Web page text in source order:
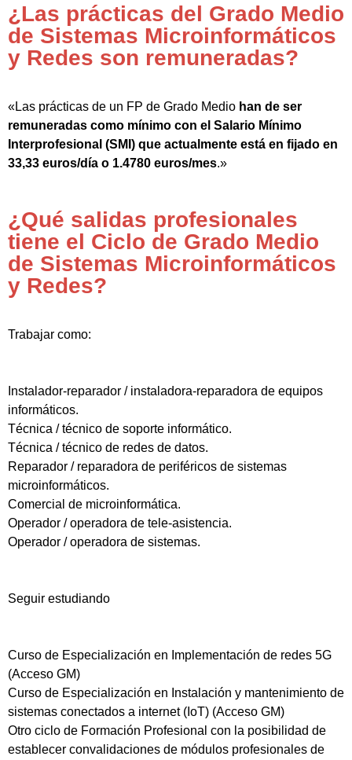
¿Las prácticas del Grado Medio
de Sistemas Microinformáticos
y Redes son remuneradas?
«Las prácticas de un FP de Grado Medio han de ser
remuneradas como mínimo con el Salario Mínimo
Interprofesional (SMI) que actualmente está en fijado en
33,33 euros/día o 1.4780 euros/mes.»
¿Qué salidas profesionales
tiene el Ciclo de Grado Medio
de Sistemas Microinformáticos
y Redes?
Trabajar como:
Instalador-reparador / instaladora-reparadora de equipos
informáticos.
Técnica / técnico de soporte informático.
Técnica / técnico de redes de datos.
Reparador / reparadora de periféricos de sistemas
microinformáticos.
Comercial de microinformática.
Operador / operadora de tele-asistencia.
Operador / operadora de sistemas.
Seguir estudiando
Curso de Especialización en Implementación de redes 5G
(Acceso GM)
Curso de Especialización en Instalación y mantenimiento de
sistemas conectados a internet (IoT) (Acceso GM)
Otro ciclo de Formación Profesional con la posibilidad de
establecer convalidaciones de módulos profesionales de